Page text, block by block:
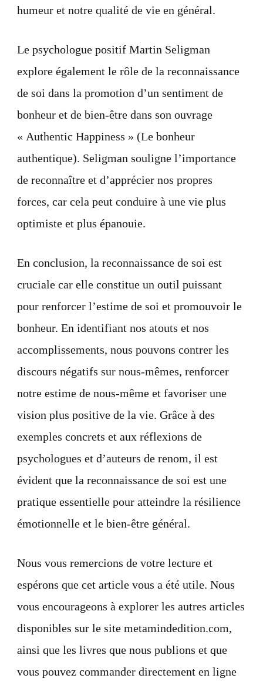
humeur et notre qualité de vie en général.
Le psychologue positif Martin Seligman
explore également le rôle de la reconnaissance
de soi dans la promotion d’un sentiment de
bonheur et de bien-être dans son ouvrage
« Authentic Happiness » (Le bonheur
authentique). Seligman souligne l’importance
de reconnaître et d’apprécier nos propres
forces, car cela peut conduire à une vie plus
optimiste et plus épanouie.
En conclusion, la reconnaissance de soi est
cruciale car elle constitue un outil puissant
pour renforcer l’estime de soi et promouvoir le
bonheur. En identifiant nos atouts et nos
accomplissements, nous pouvons contrer les
discours négatifs sur nous-mêmes, renforcer
notre estime de nous-même et favoriser une
vision plus positive de la vie. Grâce à des
exemples concrets et aux réflexions de
psychologues et d’auteurs de renom, il est
évident que la reconnaissance de soi est une
pratique essentielle pour atteindre la résilience
émotionnelle et le bien-être général.
Nous vous remercions de votre lecture et
espérons que cet article vous a été utile. Nous
vous encourageons à explorer les autres articles
disponibles sur le site metamindedition.com,
ainsi que les livres que nous publions et que
vous pouvez commander directement en ligne